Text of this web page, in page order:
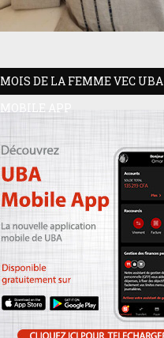
MOIS DE LA FEMME VEC UBA
MOBILE APP